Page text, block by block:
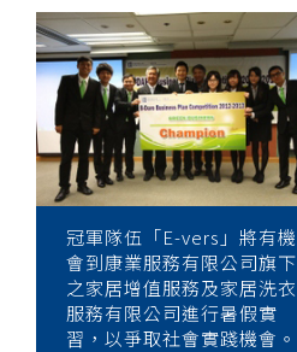
冠軍隊伍「E-vers」將有機
會到康業服務有限公司旗下
之家居增值服務及家居洗衣
服務有限公司進行暑假實
習，以爭取社會實踐機會。